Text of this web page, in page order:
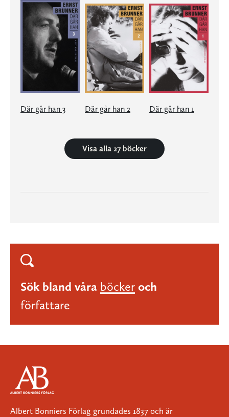
Där går han 3 Där går han 2 Där går han 1
Visa alla 27 böcker
Sök bland våra böcker och
författare
Albert Bonniers Förlag grundades 1837 och är